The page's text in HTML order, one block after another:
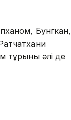
Бунгкан,
тұрғыны әлі де